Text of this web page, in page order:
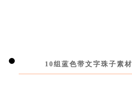
10组蓝色带文字珠子素材